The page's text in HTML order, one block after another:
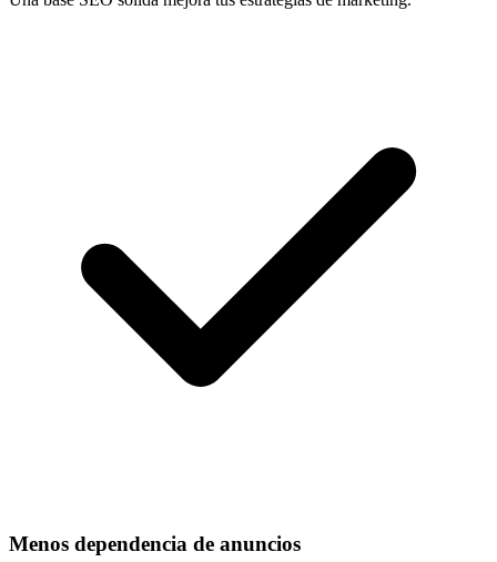
Menos dependencia de anuncios